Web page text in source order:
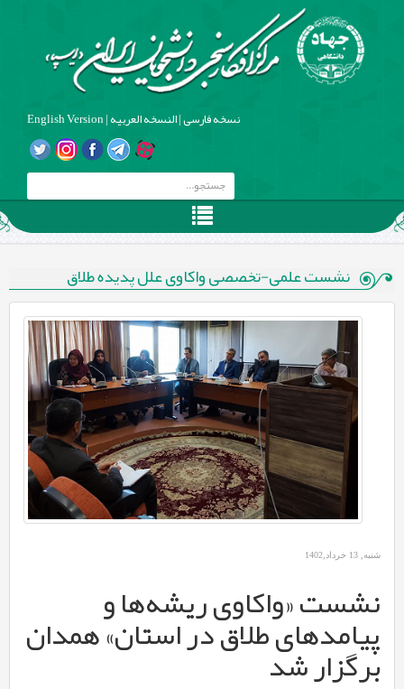
نسخه فارسی|النسخه العربیه|
English Version
نشست علمی-تخصصی واکاوی علل پدیده طلاق
شنبه, 13 خرداد,1402
نشست «واکاوی ریشه‌­ها و
پیامدهای طلاق در استان» همدان
برگزار شد